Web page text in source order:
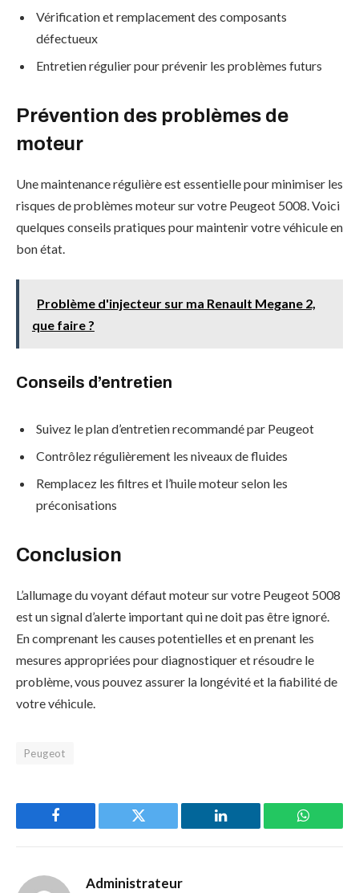
Vérification et remplacement des composants
défectueux
Entretien régulier pour prévenir les problèmes futurs
Prévention des problèmes de
moteur
Une maintenance régulière est essentielle pour minimiser les
risques de problèmes moteur sur votre Peugeot 5008. Voici
quelques conseils pratiques pour maintenir votre véhicule en
bon état.
Problème d'injecteur sur ma Renault Megane 2,
que faire ?
Conseils d’entretien
Suivez le plan d’entretien recommandé par Peugeot
Contrôlez régulièrement les niveaux de fluides
Remplacez les filtres et l’huile moteur selon les
préconisations
Conclusion
L’allumage du voyant défaut moteur sur votre Peugeot 5008
est un signal d’alerte important qui ne doit pas être ignoré.
En comprenant les causes potentielles et en prenant les
mesures appropriées pour diagnostiquer et résoudre le
problème, vous pouvez assurer la longévité et la fiabilité de
votre véhicule.
Peugeot
Facebook Twitter LinkedIn
Administrateur